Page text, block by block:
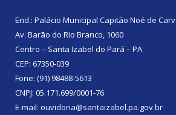
End.: Palácio Municipal Capitão Noé de
Av. Barão do Rio Branco, 1060
Centro – Santa Izabel do Pará – PA
CEP: 67350-039
Fone: (91) 98488-5613
CNPJ: 05.171.699/0001-76
E-mail: ouvidoria@santaizabel.pa.gov.br